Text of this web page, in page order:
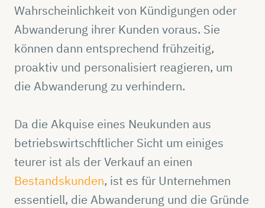
Wahrscheinlichkeit von Kündigungen oder
Abwanderung ihrer Kunden voraus. Sie
können dann entsprechend frühzeitig,
proaktiv und personalisiert reagieren, um
die Abwanderung zu verhindern.
Da die Akquise eines Neukunden aus
betriebswirtschftlicher Sicht um einiges
teurer ist als der Verkauf an einen
Bestandskunden, ist es für Unternehmen
essentiell, die Abwanderung und die Gründe